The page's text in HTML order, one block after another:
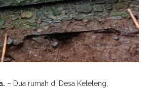
– Dua rumah di Desa Keteleng,